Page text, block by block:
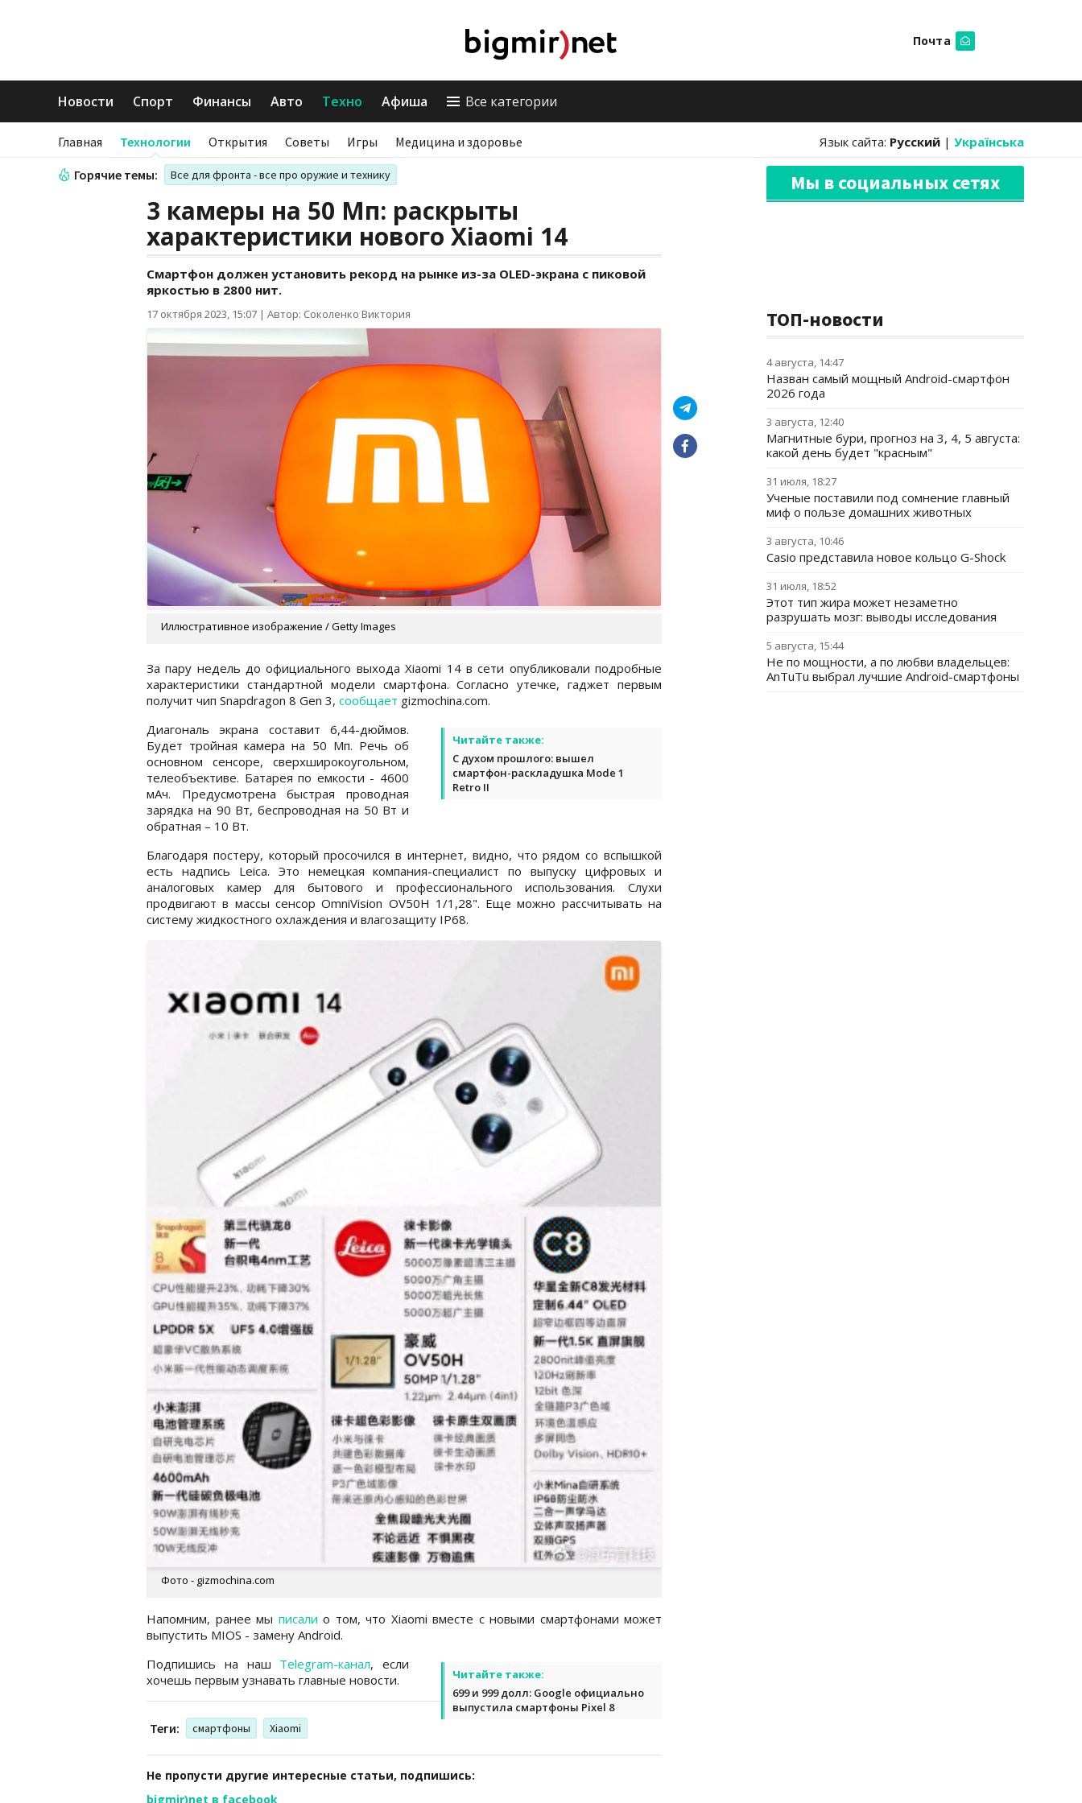
Почта
Новости Спорт Финансы Авто Техно Афиша Все категории
Главная Технологии Открытия Советы Игры Медицина и здоровье Язык сайта: Русский | Українська
Горячие темы: Все для фронта - все про оружие и технику
3 камеры на 50 Мп: раскрыты
характеристики нового Xiaomi 14
Смартфон должен установить рекорд на рынке из-за OLED-экрана с пиковой
яркостью в 2800 нит.
17 октября 2023, 15:07 | Автор: Соколенко Виктория
Иллюстративное изображение / Getty Images
За пару недель до официального выхода Xiaomi 14 в сети опубликовали подробные
характеристики стандартной модели смартфона. Согласно утечке, гаджет первым
получит чип Snapdragon 8 Gen 3, сообщает gizmochina.com.
Читайте также:
С духом прошлого: вышел
смартфон-раскладушка Mode 1
Retro II
Диагональ экрана составит 6,44-дюймов.
Будет тройная камера на 50 Мп. Речь об
основном сенсоре, сверхширокоугольном,
телеобъективе. Батарея по емкости - 4600
мАч. Предусмотрена быстрая проводная
зарядка на 90 Вт, беспроводная на 50 Вт и
обратная – 10 Вт.
Благодаря постеру, который просочился в интернет, видно, что рядом со вспышкой
есть надпись Leica. Это немецкая компания-специалист по выпуску цифровых и
аналоговых камер для бытового и профессионального использования. Слухи
продвигают в массы сенсор OmniVision OV50H 1/1,28". Еще можно рассчитывать на
систему жидкостного охлаждения и влагозащиту IP68.
Фото - gizmochina.com
Напомним, ранее мы писали о том, что Xiaomi вместе с новыми смартфонами может
выпустить MIOS - замену Android.
Читайте также:
699 и 999 долл: Google официально
выпустила смартфоны Pixel 8
Подпишись на наш Telegram-канал, если
хочешь первым узнавать главные новости.
Теги: смартфоны Xiaomi
Не пропусти другие интересные статьи, подпишись:
bigmir)net в facebook
Мы в социальных сетях
ТОП-новости
4 августа, 14:47
Назван самый мощный Android-смартфон
2026 года
3 августа, 12:40
Магнитные бури, прогноз на 3, 4, 5 августа:
какой день будет "красным"
31 июля, 18:27
Ученые поставили под сомнение главный
миф о пользе домашних животных
3 августа, 10:46
Casio представила новое кольцо G-Shock
31 июля, 18:52
Этот тип жира может незаметно
разрушать мозг: выводы исследования
5 августа, 15:44
Не по мощности, а по любви владельцев:
AnTuTu выбрал лучшие Android-смартфоны